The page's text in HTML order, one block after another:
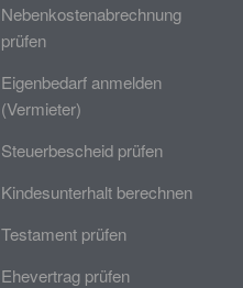
Nebenkostenabrechnung
prüfen
Eigenbedarf anmelden
(Vermieter)
Steuerbescheid prüfen
Kindesunterhalt berechnen
Testament prüfen
Ehevertrag prüfen